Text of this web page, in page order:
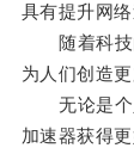
具有提升网
随着科技的
为人们创造
无论是个
加速器获得